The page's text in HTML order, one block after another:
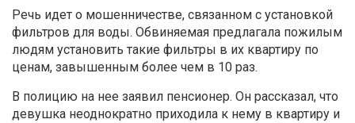
Речь идет о мошенничестве, связанном с установкой
фильтров для воды. Обвиняемая предлагала пожилым
людям установить такие фильтры в их квартиру по
ценам, завышенным более чем в 10 раз.
В полицию на нее заявил пенсионер. Он рассказал, что
девушка неоднократно приходила к нему в квартиру и